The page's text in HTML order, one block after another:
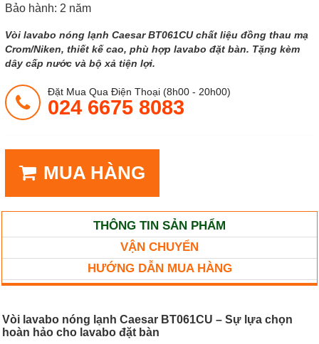
Bảo hành: 2 năm
Vòi lavabo nóng lạnh Caesar BT061CU chất liệu đồng thau mạ
Crom/Niken, thiết kế cao, phù hợp lavabo đặt bàn. Tặng kèm
dây cấp nước và bộ xả tiện lợi.
Đặt Mua Qua Điện Thoại (8h00 - 20h00)
024 6675 8083
MUA HÀNG
THÔNG TIN SẢN PHẨM
VẬN CHUYỂN
HƯỚNG DẪN MUA HÀNG
Vòi lavabo nóng lạnh Caesar BT061CU – Sự lựa chọn
hoàn hảo cho lavabo đặt bàn